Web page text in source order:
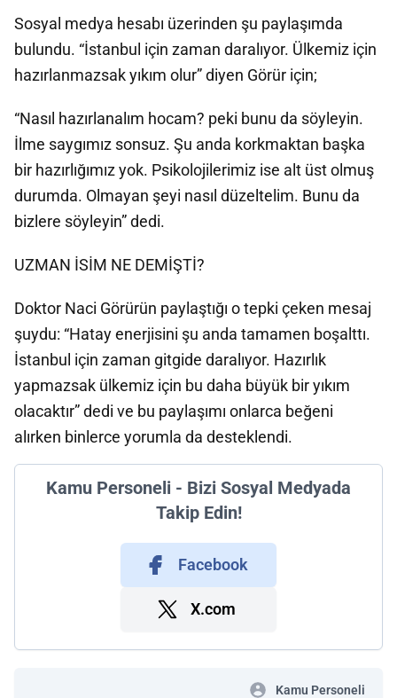
Sosyal medya hesabı üzerinden şu paylaşımda
bulundu. “İstanbul için zaman daralıyor. Ülkemiz için
hazırlanmazsak yıkım olur” diyen Görür için;
“Nasıl hazırlanalım hocam? peki bunu da söyleyin.
İlme saygımız sonsuz. Şu anda korkmaktan başka
bir hazırlığımız yok. Psikolojilerimiz ise alt üst olmuş
durumda. Olmayan şeyi nasıl düzeltelim. Bunu da
bizlere söyleyin” dedi.
UZMAN İSİM NE DEMİŞTİ?
Doktor Naci Görürün paylaştığı o tepki çeken mesaj
şuydu: “Hatay enerjisini şu anda tamamen boşalttı.
İstanbul için zaman gitgide daralıyor. Hazırlık
yapmazsak ülkemiz için bu daha büyük bir yıkım
olacaktır” dedi ve bu paylaşımı onlarca beğeni
alırken binlerce yorumla da desteklendi.
Kamu Personeli - Bizi Sosyal Medyada
Takip Edin!
Facebook
X.com
Kamu Personeli